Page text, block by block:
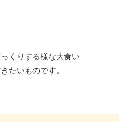
くりする様な大食い
たいものです。